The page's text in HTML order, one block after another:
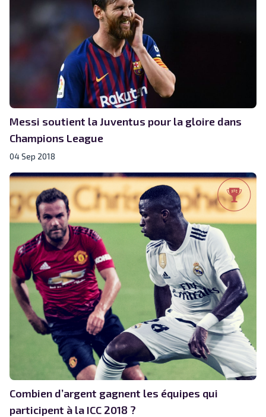
Messi soutient la Juventus pour la gloire dans
Champions League
04 Sep 2018
Combien d’argent gagnent les équipes qui
participent à la ICC 2018 ?